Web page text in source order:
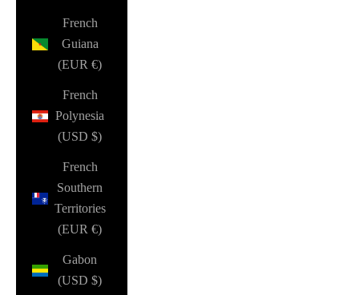
French
Guiana
(EUR €)
French
Polynesia
(USD $)
French
Southern
Territories
(EUR €)
Gabon
(USD $)